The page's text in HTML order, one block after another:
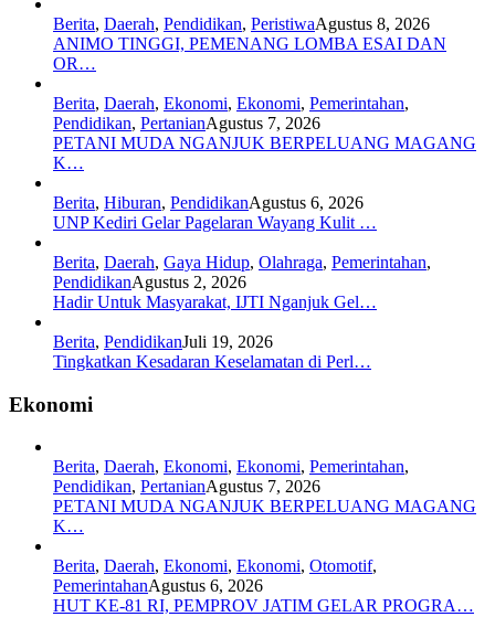
Berita, Daerah, Pendidikan, PeristiwaAgustus 8, 2026
ANIMO TINGGI, PEMENANG LOMBA ESAI DAN
OR…
Berita, Daerah, Ekonomi, Ekonomi, Pemerintahan,
Pendidikan, PertanianAgustus 7, 2026
PETANI MUDA NGANJUK BERPELUANG MAGANG
K…
Berita, Hiburan, PendidikanAgustus 6, 2026
UNP Kediri Gelar Pagelaran Wayang Kulit …
Berita, Daerah, Gaya Hidup, Olahraga, Pemerintahan,
PendidikanAgustus 2, 2026
Hadir Untuk Masyarakat, IJTI Nganjuk Gel…
Berita, PendidikanJuli 19, 2026
Tingkatkan Kesadaran Keselamatan di Perl…
Ekonomi
Berita, Daerah, Ekonomi, Ekonomi, Pemerintahan,
Pendidikan, PertanianAgustus 7, 2026
PETANI MUDA NGANJUK BERPELUANG MAGANG
K…
Berita, Daerah, Ekonomi, Ekonomi, Otomotif,
PemerintahanAgustus 6, 2026
HUT KE-81 RI, PEMPROV JATIM GELAR PROGRA…